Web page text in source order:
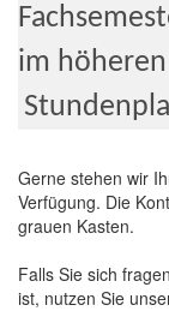
im
Gerne stehen wir
Verfügung. Die
grauen Kasten.
Falls Sie sich
ist, nutzen Sie